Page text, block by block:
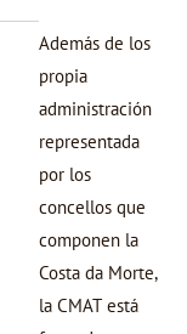
Además de los
propia
administración
representada
por los
concellos que
componen la
Costa da Morte,
la CMAT está